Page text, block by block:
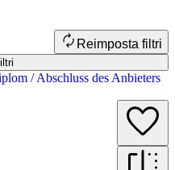
Reimposta filtri
/ Abschluss des Anbieters